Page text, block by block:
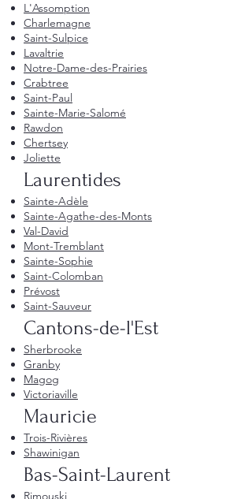
L'Assomption
Charlemagne
Saint-Sulpice
Lavaltrie
Notre-Dame-des-Prairies
Crabtree
Saint-Paul
Sainte-Marie-Salomé
Rawdon
Chertsey
Joliette
Laurentides
Sainte-Adèle
Sainte-Agathe-des-Monts
Val-David
Mont-Tremblant
Sainte-Sophie
Saint-Colomban
Prévost
Saint-Sauveur
Cantons-de-l'Est
Sherbrooke
Granby
Magog
Victoriaville
Mauricie
Trois-Rivières
Shawinigan
Bas-Saint-Laurent
Rimouski